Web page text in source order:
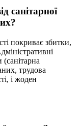
санітарної
покриває збитки,
трудова
і жоден